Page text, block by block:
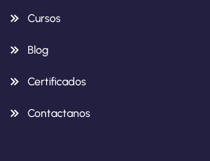
Cursos
Blog
Certificados
Contactanos